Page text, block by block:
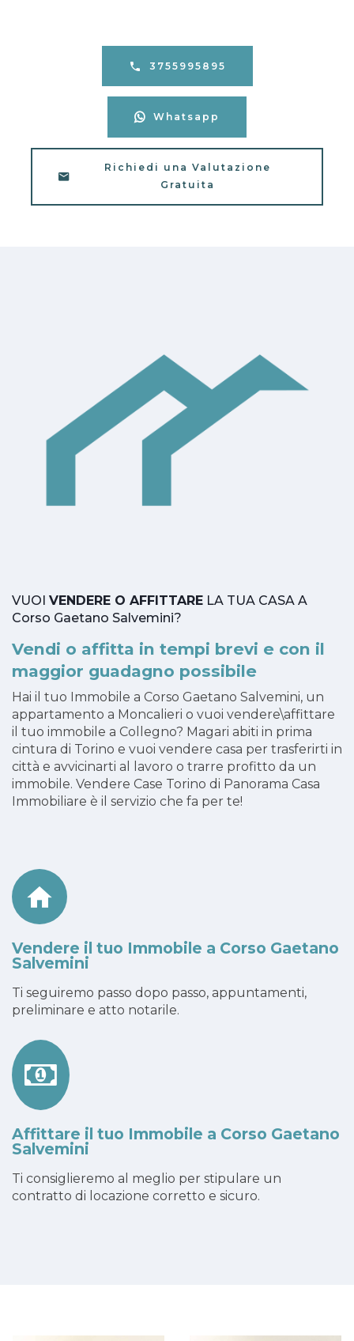
3755995895
Whatsapp
Richiedi una Valutazione
Gratuita
VUOI VENDERE O AFFITTARE LA TUA CASA A
Corso Gaetano Salvemini?
Vendi o affitta in tempi brevi e con il
maggior guadagno possibile
Hai il tuo Immobile a Corso Gaetano Salvemini, un
appartamento a Moncalieri o vuoi vendere\affittare
il tuo immobile a Collegno? Magari abiti in prima
cintura di Torino e vuoi vendere casa per trasferirti in
città e avvicinarti al lavoro o trarre profitto da un
immobile. Vendere Case Torino di Panorama Casa
Immobiliare è il servizio che fa per te!
Vendere il tuo Immobile a Corso Gaetano
Salvemini
Ti seguiremo passo dopo passo, appuntamenti,
preliminare e atto notarile.
Affittare il tuo Immobile a Corso Gaetano
Salvemini
Ti consiglieremo al meglio per stipulare un
contratto di locazione corretto e sicuro.